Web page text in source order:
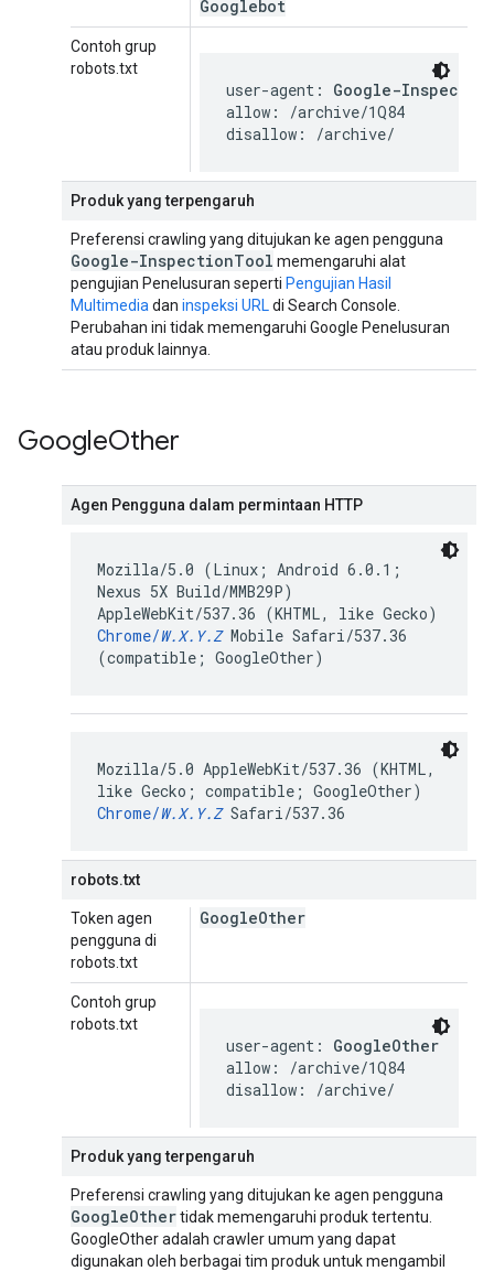
Googlebot
Contoh grup
robots.txt
user-agent: Google-
allow: /archive/1Q84
disallow: /archive/
Produk yang terpengaruh
Preferensi crawling yang ditujukan ke agen pengguna
Google-InspectionTool memengaruhi alat
pengujian Penelusuran seperti Pengujian Hasil
Multimedia dan inspeksi URL di Search Console.
Perubahan ini tidak memengaruhi Google Penelusuran
atau produk lainnya.
GoogleOther
Agen Pengguna dalam permintaan HTTP
Mozilla/5.0 (Linux; Android 6.0.1;
Nexus 5X Build/MMB29P)
AppleWebKit/537.36 (KHTML, like Gecko)
Chrome/W.X.Y.ZMobile Safari/537.36
(compatible; GoogleOther)
Mozilla/5.0 AppleWebKit/537.36 (KHTML,
like Gecko; compatible; GoogleOther)
Chrome/W.X.Y.ZSafari/537.36
robots.txt
Token agen
pengguna di
robots.txt
GoogleOther
Contoh grup
robots.txt
user-agent: GoogleOther
allow: /archive/1Q84
disallow: /archive/
Produk yang terpengaruh
Preferensi crawling yang ditujukan ke agen pengguna
GoogleOthertidak memengaruhi produk tertentu.
GoogleOther adalah crawler umum yang dapat
digunakan oleh berbagai tim produk untuk mengambil